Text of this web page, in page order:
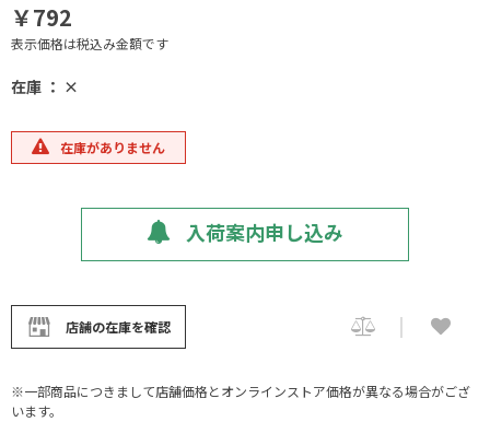
￥792
表示価格は税込み金額です
在庫 ： ×
在庫がありません
入荷案内申し込み
店舗の在庫を確認
※一部商品につきまして店舗価格とオンラインストア価格が異なる場合がござ
います。